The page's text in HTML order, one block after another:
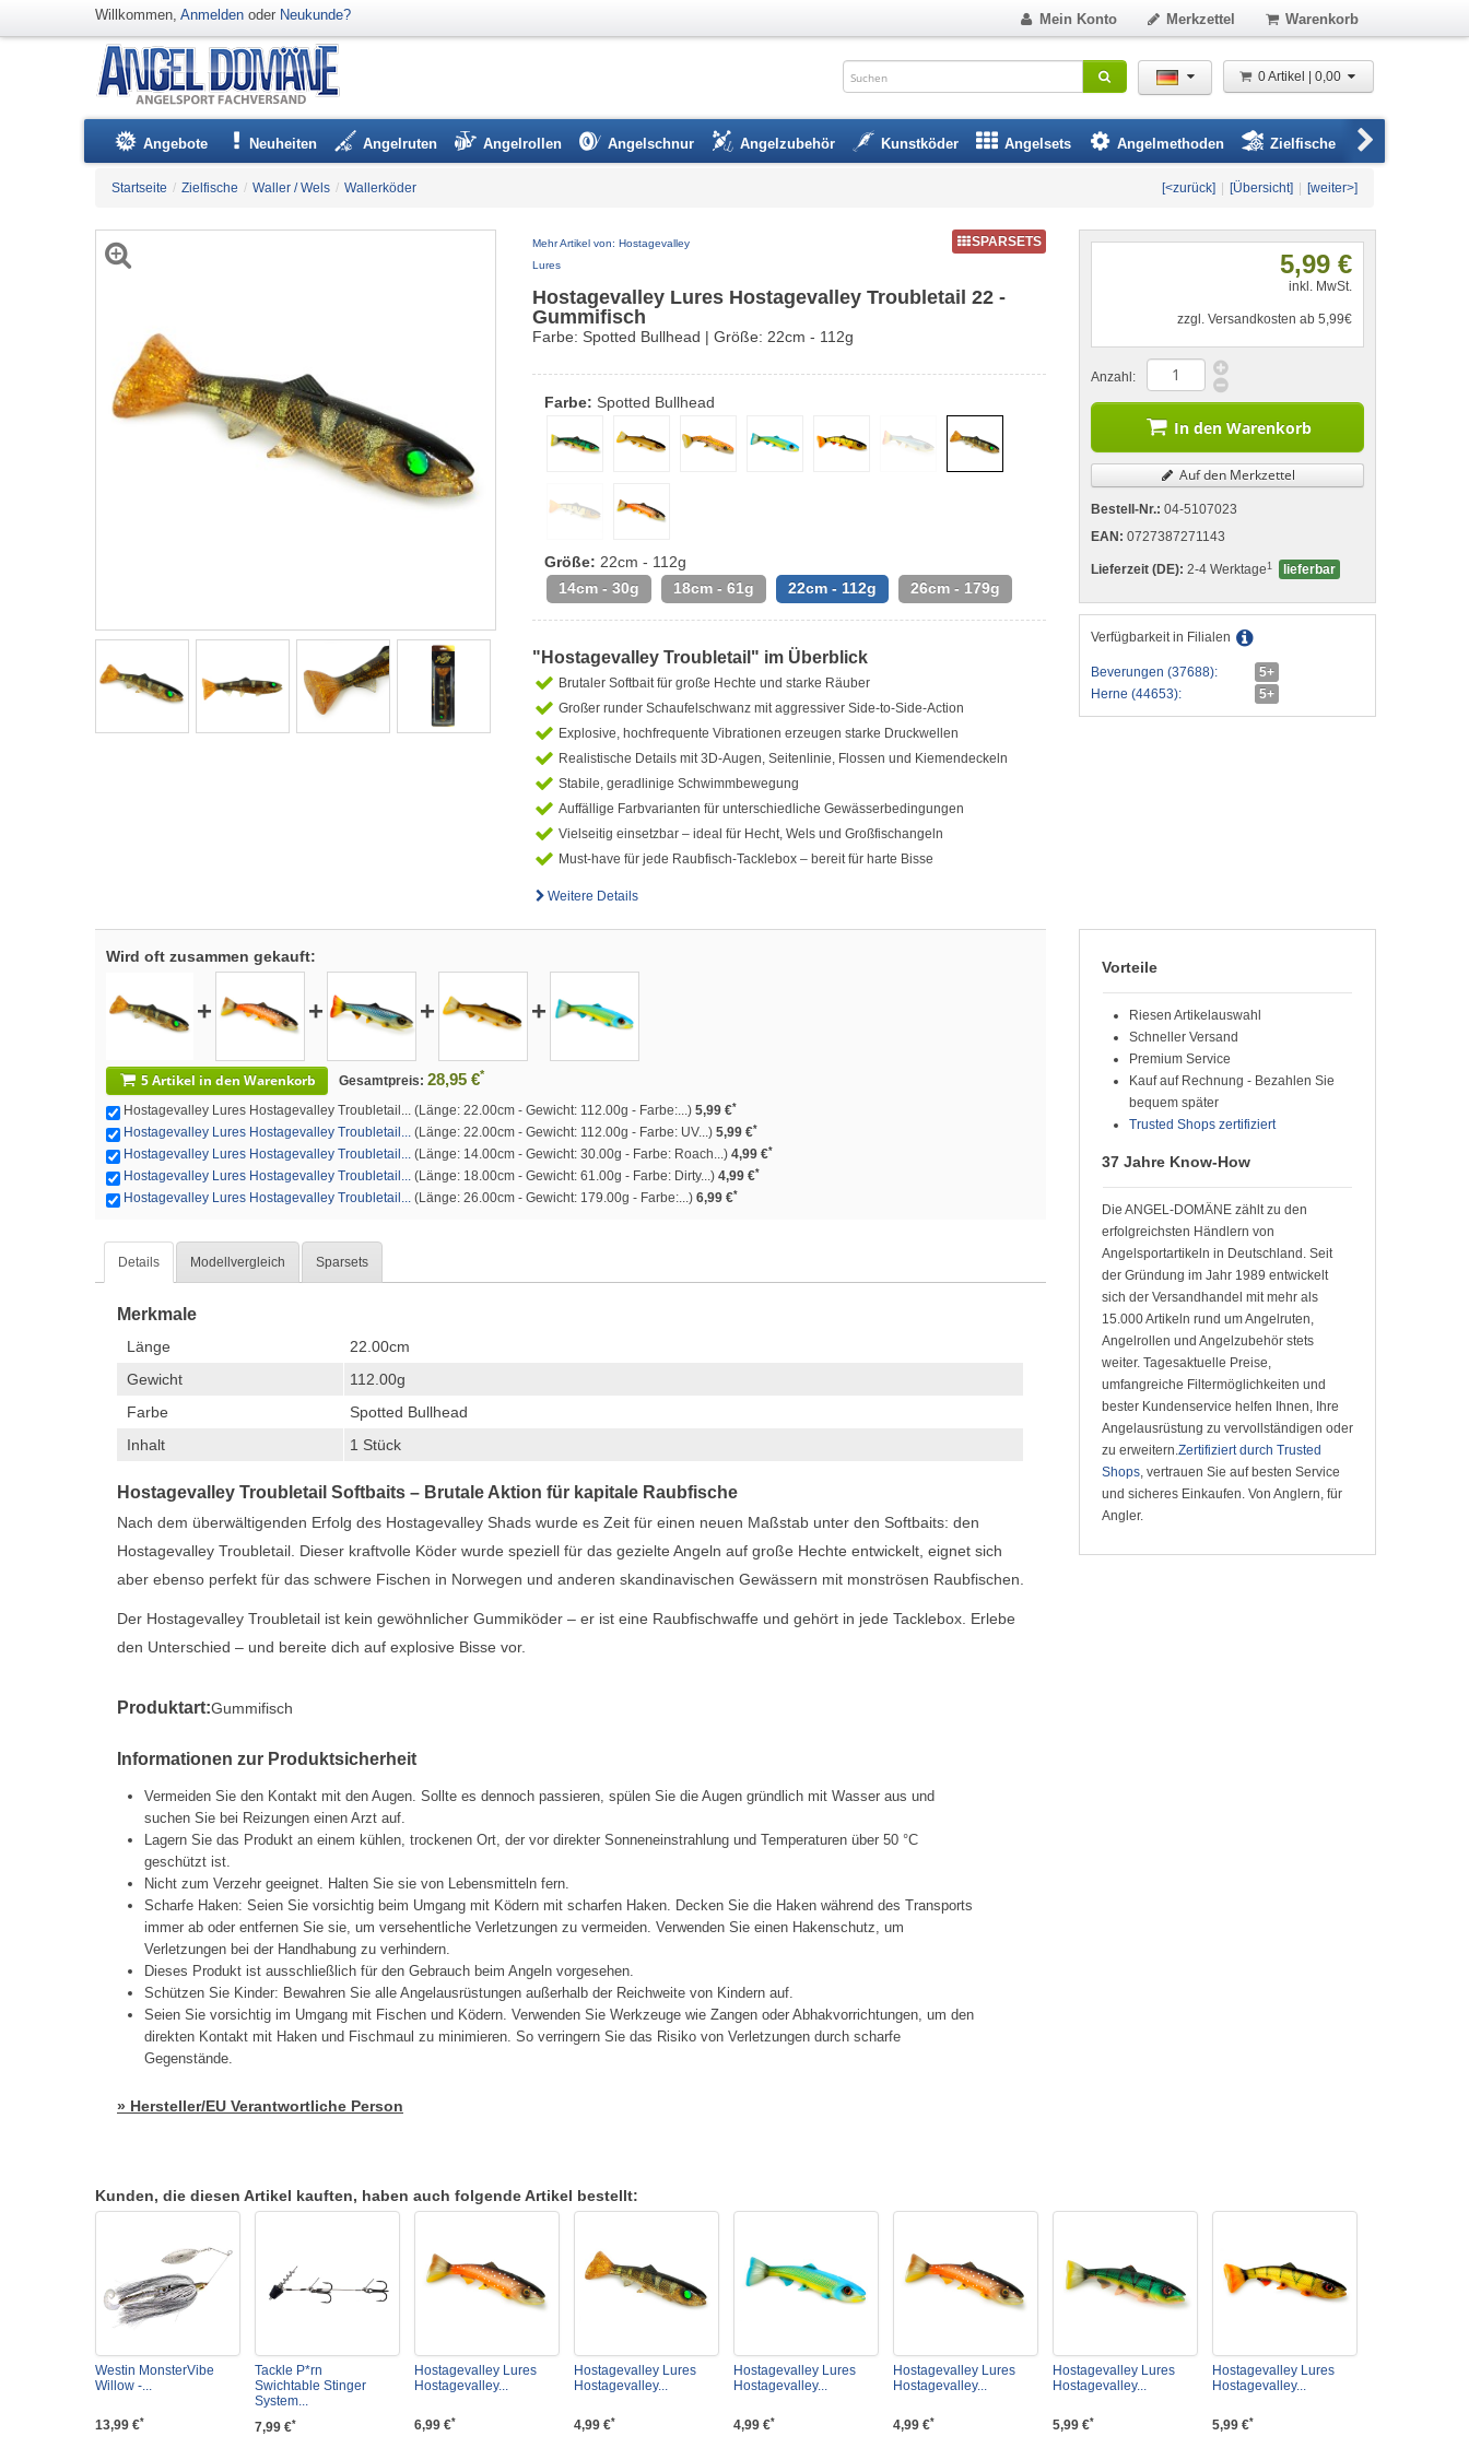
Willkommen, Anmelden oder Neukunde? Mein Konto Merkzettel Warenkorb
0 Artikel | 0,00
Angebote Neuheiten Angelruten Angelrollen Angelschnur Angelzubehör Kunstköder Angelsets Angelmethoden Zielfische
Startseite / Zielfische / Waller / Wels / Wallerköder [<zurück] [Übersicht] [weiter>]
Mehr Artikel von: Hostagevalley
Lures
SPARSETS
Hostagevalley Lures Hostagevalley Troubletail 22 -
Gummifisch
Farbe: Spotted Bullhead | Größe: 22cm - 112g
Farbe: Spotted Bullhead
Größe: 22cm - 112g
14cm - 30g 18cm - 61g 22cm - 112g 26cm - 179g
"Hostagevalley Troubletail" im Überblick
Brutaler Softbait für große Hechte und starke Räuber
Großer runder Schaufelschwanz mit aggressiver Side-to-Side-Action
Explosive, hochfrequente Vibrationen erzeugen starke Druckwellen
Realistische Details mit 3D-Augen, Seitenlinie, Flossen und Kiemendeckeln
Stabile, geradlinige Schwimmbewegung
Auffällige Farbvarianten für unterschiedliche Gewässerbedingungen
Vielseitig einsetzbar – ideal für Hecht, Wels und Großfischangeln
Must-have für jede Raubfisch-Tacklebox – bereit für harte Bisse
Weitere Details
5,99 €
inkl. MwSt.
zzgl. Versandkosten ab 5,99€
Anzahl:
In den Warenkorb
Auf den Merkzettel
Bestell-Nr.: 04-5107023
EAN: 0727387271143
Lieferzeit (DE): 2-4 Werktage 1 lieferbar
Verfügbarkeit in Filialen
Beverungen (37688):
5+
Herne (44653):
5+
Wird oft zusammen gekauft:
+ + + +
5 Artikel in den Warenkorb Gesamtpreis: 28,95 €*
Hostagevalley Lures Hostagevalley Troubletail... (Länge: 22.00cm - Gewicht: 112.00g - Farbe:...) 5,99 €*
Hostagevalley Lures Hostagevalley Troubletail... (Länge: 22.00cm - Gewicht: 112.00g - Farbe: UV...) 5,99 €*
Hostagevalley Lures Hostagevalley Troubletail... (Länge: 14.00cm - Gewicht: 30.00g - Farbe: Roach...) 4,99 €*
Hostagevalley Lures Hostagevalley Troubletail... (Länge: 18.00cm - Gewicht: 61.00g - Farbe: Dirty...) 4,99 €*
Hostagevalley Lures Hostagevalley Troubletail... (Länge: 26.00cm - Gewicht: 179.00g - Farbe:...) 6,99 €*
Details Modellvergleich Sparsets
Merkmale
Länge
22.00cm
Gewicht
112.00g
Farbe
Spotted Bullhead
Inhalt
1 Stück
Hostagevalley Troubletail Softbaits – Brutale Aktion für kapitale Raubfische
Nach dem überwältigenden Erfolg des Hostagevalley Shads wurde es Zeit für einen neuen Maßstab unter den Softbaits: den
Hostagevalley Troubletail. Dieser kraftvolle Köder wurde speziell für das gezielte Angeln auf große Hechte entwickelt, eignet sich
aber ebenso perfekt für das schwere Fischen in Norwegen und anderen skandinavischen Gewässern mit monströsen Raubfischen.
Der Hostagevalley Troubletail ist kein gewöhnlicher Gummiköder – er ist eine Raubfischwaffe und gehört in jede Tacklebox. Erlebe
den Unterschied – und bereite dich auf explosive Bisse vor.
Produktart:Gummifisch
Informationen zur Produktsicherheit
Vermeiden Sie den Kontakt mit den Augen. Sollte es dennoch passieren, spülen Sie die Augen gründlich mit Wasser aus und
suchen Sie bei Reizungen einen Arzt auf.
Lagern Sie das Produkt an einem kühlen, trockenen Ort, der vor direkter Sonneneinstrahlung und Temperaturen über 50 °C
geschützt ist.
Nicht zum Verzehr geeignet. Halten Sie sie von Lebensmitteln fern.
Scharfe Haken: Seien Sie vorsichtig beim Umgang mit Ködern mit scharfen Haken. Decken Sie die Haken während des Transports
immer ab oder entfernen Sie sie, um versehentliche Verletzungen zu vermeiden. Verwenden Sie einen Hakenschutz, um
Verletzungen bei der Handhabung zu verhindern.
Dieses Produkt ist ausschließlich für den Gebrauch beim Angeln vorgesehen.
Schützen Sie Kinder: Bewahren Sie alle Angelausrüstungen außerhalb der Reichweite von Kindern auf.
Seien Sie vorsichtig im Umgang mit Fischen und Ködern. Verwenden Sie Werkzeuge wie Zangen oder Abhakvorrichtungen, um den
direkten Kontakt mit Haken und Fischmaul zu minimieren. So verringern Sie das Risiko von Verletzungen durch scharfe
Gegenstände.
» Hersteller/EU Verantwortliche Person
Vorteile
Riesen Artikelauswahl
Schneller Versand
Premium Service
Kauf auf Rechnung - Bezahlen Sie
bequem später
Trusted Shops zertifiziert
37 Jahre Know-How
Die ANGEL-DOMÄNE zählt zu den
erfolgreichsten Händlern von
Angelsportartikeln in Deutschland. Seit
der Gründung im Jahr 1989 entwickelt
sich der Versandhandel mit mehr als
15.000 Artikeln rund um Angelruten,
Angelrollen und Angelzubehör stets
weiter. Tagesaktuelle Preise,
umfangreiche Filtermöglichkeiten und
bester Kundenservice helfen Ihnen, Ihre
Angelausrüstung zu vervollständigen oder
zu erweitern.Zertifiziert durch Trusted
Shops, vertrauen Sie auf besten Service
und sicheres Einkaufen. Von Anglern, für
Angler.
Kunden, die diesen Artikel kauften, haben auch folgende Artikel bestellt:
Westin MonsterVibe
Willow -...
13,99 €*
Tackle P*rn
Swichtable Stinger
System...
7,99 €*
Hostagevalley Lures
Hostagevalley...
6,99 €*
Hostagevalley Lures
Hostagevalley...
4,99 €*
Hostagevalley Lures
Hostagevalley...
4,99 €*
Hostagevalley Lures
Hostagevalley...
4,99 €*
Hostagevalley Lures
Hostagevalley...
5,99 €*
Hostagevalley Lures
Hostagevalley...
5,99 €*